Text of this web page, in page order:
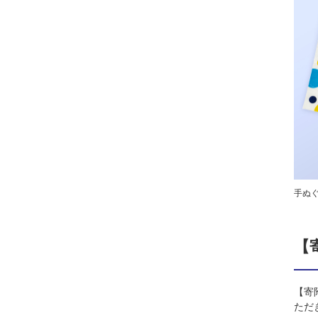
手ぬ
【
ただ